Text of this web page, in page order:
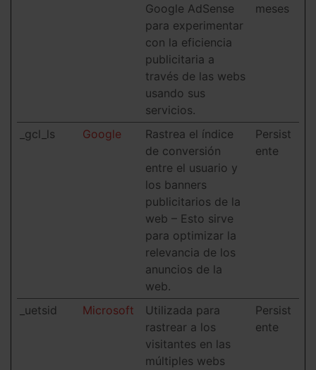
Google AdSense
para experimentar
con la eficiencia
publicitaria a
través de las webs
usando sus
servicios.
meses
_gcl_ls Google
Rastrea el índice
de conversión
entre el usuario y
los banners
publicitarios de la
web – Esto sirve
para optimizar la
relevancia de los
anuncios de la
web.
Persist
ente
_uetsid Microsoft
Utilizada para
rastrear a los
visitantes en las
múltiples webs
Persist
ente